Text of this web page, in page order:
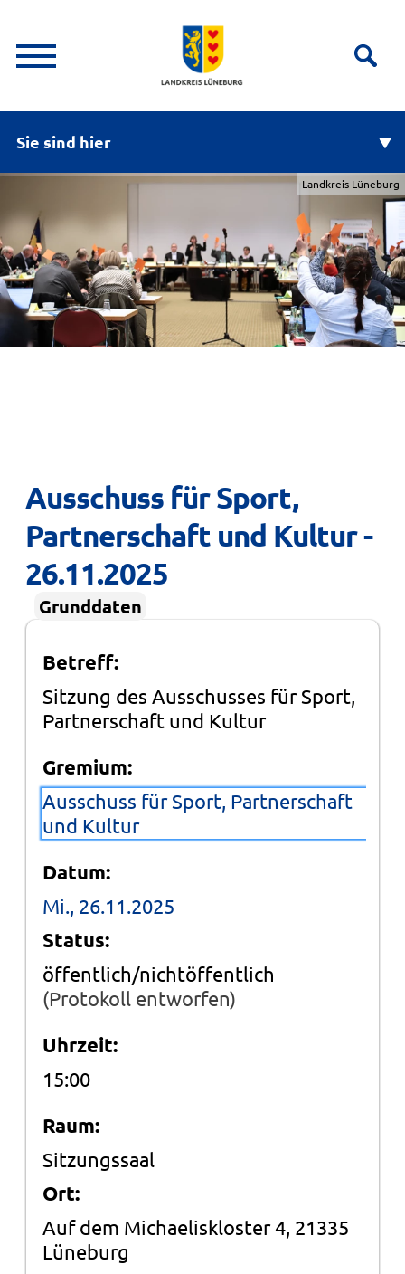
Sie sind hier
Landkreis Lüneburg
Ausschuss für Sport,
Partnerschaft und Kultur -
26.11.2025
Grunddaten
Betreff:
Sitzung des Ausschusses für Sport,
Partnerschaft und Kultur
Gremium:
Ausschuss für Sport, Partnerschaft
und Kultur
Datum:
Mi., 26.11.2025
Status:
öffentlich/nichtöffentlich
(Protokoll entworfen)
Uhrzeit:
15:00
Raum:
Sitzungssaal
Ort:
Auf dem Michaeliskloster 4, 21335
Lüneburg